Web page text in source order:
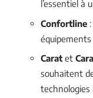
l’essentiel à
Confortline
équipements
Carat et
souhaitent
technologies